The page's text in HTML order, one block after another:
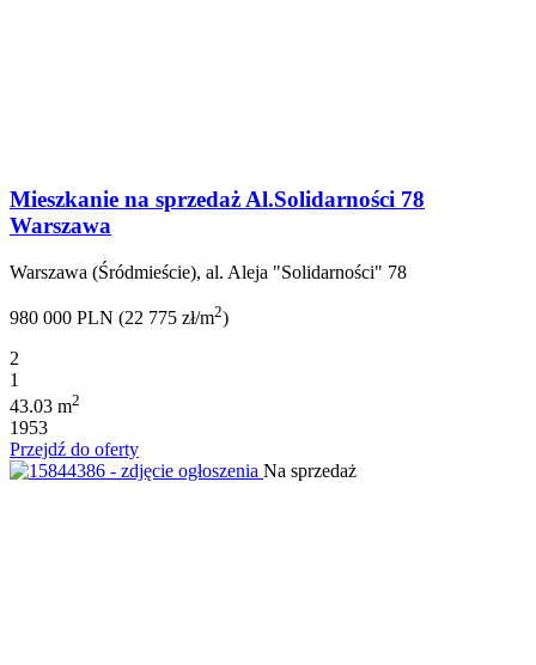
Mieszkanie na sprzedaż Al.Solidarności 78
Warszawa
Warszawa (Śródmieście), al. Aleja "Solidarności" 78
980 000 PLN (22 775 zł/m2)
2
1
43.03 m2
1953
Przejdź do oferty
Na sprzedaż